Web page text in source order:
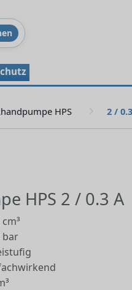
HPS 2 /
HPS 2 / 0.3 A
bar